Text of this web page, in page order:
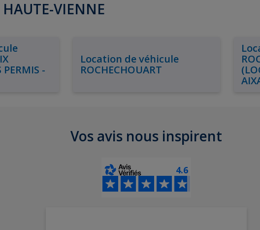
VIENNE
-
Location de véhicule
ROCHECHOUART
Vos avis nous inspirent
4.6